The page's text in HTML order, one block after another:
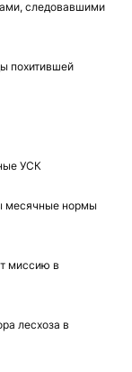
следовавшими
похитившей
УСК
месячные нормы
миссию в
лесхоза в